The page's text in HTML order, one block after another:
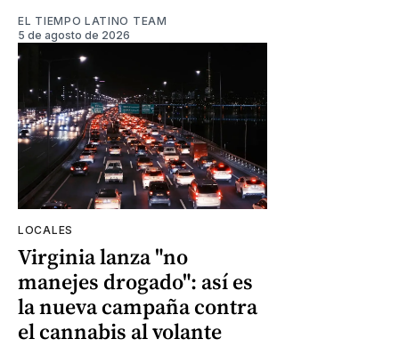
EL TIEMPO LATINO TEAM
5 de agosto de 2026
LOCALES
Virginia lanza "no
manejes drogado": así es
la nueva campaña contra
el cannabis al volante